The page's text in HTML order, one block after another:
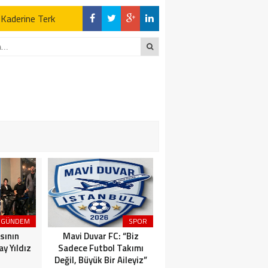
Terk
Açıklamalar
Terk
GÜNDEM
Yıldız
SPOR
Mavi Duvar FC: “Biz
Sadece Futbol Takımı
Değil, Büyük Bir Aileyiz”